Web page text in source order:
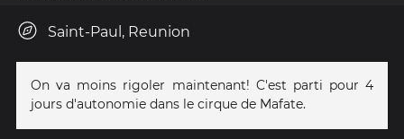
Saint-Paul, Reunion
On va moins rigoler maintenant! C'est parti pour 4
jours d'autonomie dans le cirque de Mafate.